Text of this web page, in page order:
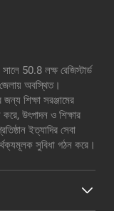
50.8 লক্ষ রেজিস্টার্ড
অবস্থিত।
শিক্ষা সরঞ্জামের
উৎপাদন ও শিক্ষার
ইত্যাদির সেবা
সুবিধা গঠন করে।